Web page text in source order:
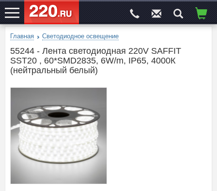
ЭЛЕКТРОСАЙТ№1
Главная Светодиодное освещение
55244 - Лента светодиодная 220V SAFFIT
SST20 , 60*SMD2835, 6W/m, IP65, 4000К
(нейтральный белый)